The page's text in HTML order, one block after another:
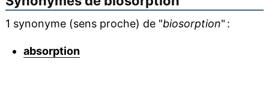
1 synonyme (sens proche) de "biosorption" :
absorption